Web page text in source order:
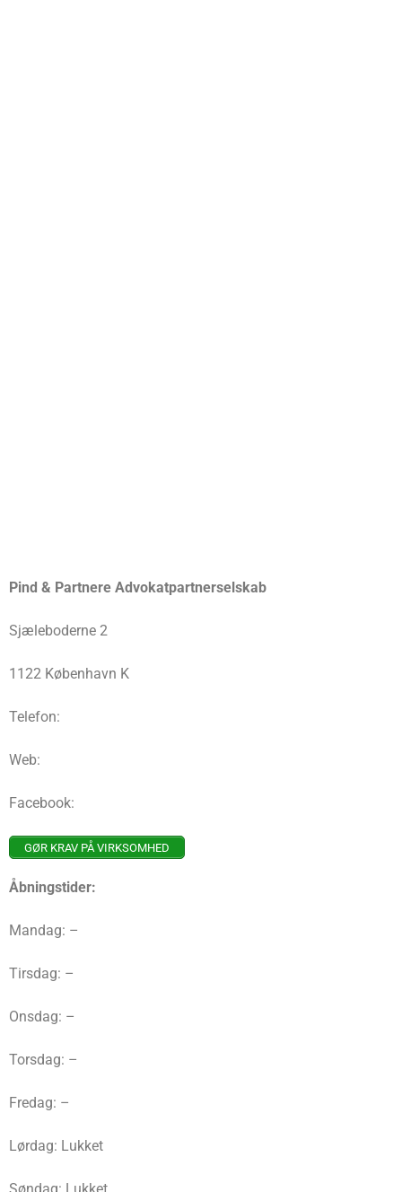
Pind & Partnere Advokatpartnerselskab
Sjæleboderne 2
1122 København K
Telefon:
Web:
Facebook:
GØR KRAV PÅ VIRKSOMHED
Åbningstider:
Mandag: –
Tirsdag: –
Onsdag: –
Torsdag: –
Fredag: –
Lørdag: Lukket